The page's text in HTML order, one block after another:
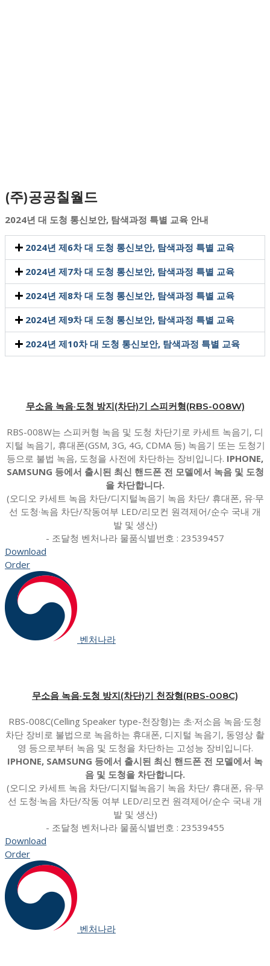
(주)공공칠월드
2024년 대 도청 통신보안, 탐색과정 특별 교육 안내
2024년 제6차 대 도청 통신보안, 탐색과정 특별 교육
2024년 제7차 대 도청 통신보안, 탐색과정 특별 교육
2024년 제8차 대 도청 통신보안, 탐색과정 특별 교육
2024년 제9차 대 도청 통신보안, 탐색과정 특별 교육
2024년 제10차 대 도청 통신보안, 탐색과정 특별 교육
무소음 녹음·도청 방지(차단)기 스피커형(RBS-008W)
RBS-008W는 스피커형 녹음 및 도청 차단기로 카세트 녹음기, 디
지털 녹음기, 휴대폰(GSM, 3G, 4G, CDMA 등) 녹음기 또는 도청기
등으로 불법 녹음, 도청을 사전에 차단하는 장비입니다. IPHONE,
SAMSUNG 등에서 출시된 최신 핸드폰 전 모델에서 녹음 및 도청
을 차단합니다.
(오디오 카세트 녹음 차단/디지털녹음기 녹음 차단/ 휴대폰, 유·무
선 도청·녹음 차단/작동여부 LED/리모컨 원격제어/순수 국내 개
발 및 생산)
- 조달청 벤처나라 물품식별번호 : 23539457
Download
Order
벤처나라
무소음 녹음·도청 방지(차단)기 천장형(RBS-008C)
RBS-008C(Celling Speaker type-천장형)는 초·저소음 녹음·도청
차단 장비로 불법으로 녹음하는 휴대폰, 디지털 녹음기, 동영상 촬
영 등으로부터 녹음 및 도청을 차단하는 고성능 장비입니다.
IPHONE, SAMSUNG 등에서 출시된 최신 핸드폰 전 모델에서 녹
음 및 도청을 차단합니다.
(오디오 카세트 녹음 차단/디지털녹음기 녹음 차단/ 휴대폰, 유·무
선 도청·녹음 차단/작동 여부 LED/리모컨 원격제어/순수 국내 개
발 및 생산)
- 조달청 벤처나라 물품식별번호 : 23539455
Download
Order
벤처나라